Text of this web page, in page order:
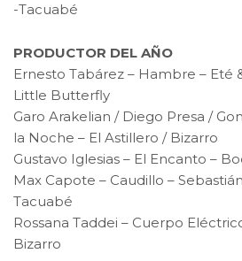
-Tacuabé
PRODUCTOR DEL AÑO
Ernesto Tabárez – Hambre – Eté
Little Butterfly
Garo Arakelian / Diego Presa /
la Noche – El Astillero / Bizarro
Gustavo Iglesias – El Encanto –
Max Capote – Caudillo –
Tacuabé
Rossana Taddei – Cuerpo
Bizarro